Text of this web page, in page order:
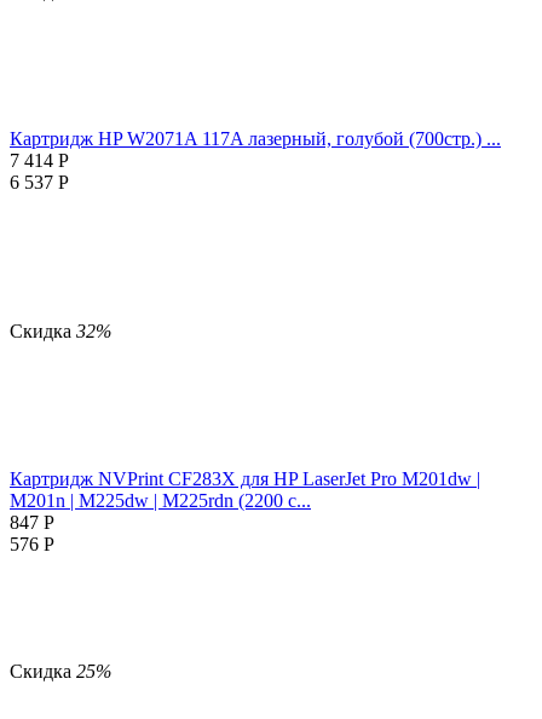
Картридж HP W2071A 117A лазерный, голубой (700стр.) ...
7 414 Р
6 537 Р
Скидка 32%
Картридж NVPrint CF283X для HP LaserJet Pro M201dw |
M201n | M225dw | M225rdn (2200 с...
847 Р
576 Р
Скидка 25%